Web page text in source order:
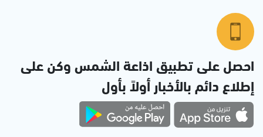
احصل على تطبيق اذاعة الشمس وكن على
إطلاع دائم بالأخبار أولاً بأول